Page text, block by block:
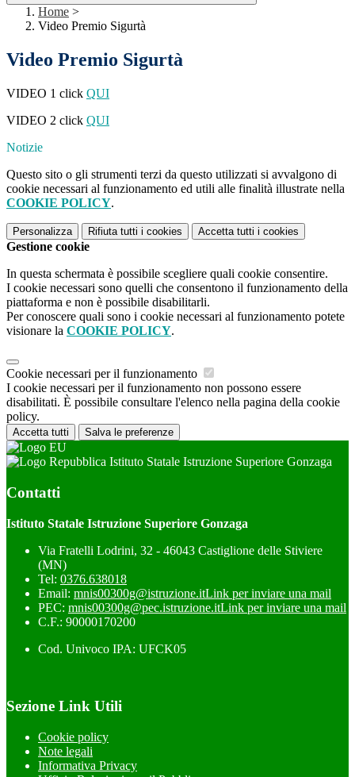
Home >
Video Premio Sigurtà
Video Premio Sigurtà
VIDEO 1 click QUI
VIDEO 2 click QUI
Notizie
Questo sito o gli strumenti terzi da questo utilizzati si avvalgono di
cookie necessari al funzionamento ed utili alle finalità illustrate nella
COOKIE POLICY.
Personalizza Rifiuta tutti i cookies Accetta tutti i cookies
Gestione cookie
In questa schermata è possibile scegliere quali cookie consentire.
I cookie necessari sono quelli che consentono il funzionamento della
piattaforma e non è possibile disabilitarli.
Per conoscere quali sono i cookie necessari al funzionamento potete
visionare la COOKIE POLICY.
Cookie necessari per il funzionamento
I cookie necessari per il funzionamento non possono essere
disabilitati. È possibile consultare l'elenco nella pagina della cookie
policy.
Accetta tutti Salva le preferenze
Istituto Statale Istruzione Superiore Gonzaga
Contatti
Istituto Statale Istruzione Superiore Gonzaga
Via Fratelli Lodrini, 32 - 46043 Castiglione delle Stiviere
(MN)
Tel: 0376.638018
Email: mnis00300g@istruzione.itLink per inviare una mail
PEC: mnis00300g@pec.istruzione.itLink per inviare una mail
C.F.: 90000170200
Cod. Univoco IPA: UFCK05
Sezione Link Utili
Cookie policy
Note legali
Informativa Privacy